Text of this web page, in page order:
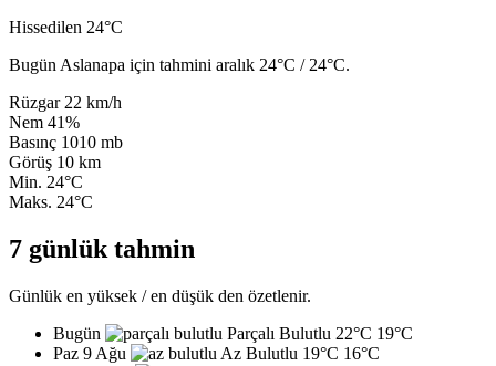
Hissedilen 24°C
Bugün Aslanapa için tahmini aralık 24°C / 24°C.
Rüzgar 22 km/h
Nem 41%
Basınç 1010 mb
Görüş 10 km
Min. 24°C
Maks. 24°C
7 günlük tahmin
Günlük en yüksek / en düşük den özetlenir.
Bugün
Parçalı Bulutlu 22°C 19°C
Paz 9 Ağu
Az Bulutlu 19°C 16°C